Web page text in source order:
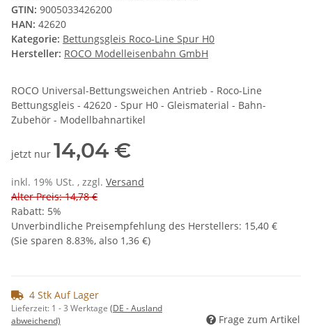
GTIN: 9005033426200
HAN: 42620
Kategorie: Bettungsgleis Roco-Line Spur H0
Hersteller: ROCO Modelleisenbahn GmbH
ROCO Universal-Bettungsweichen Antrieb - Roco-Line
Bettungsgleis - 42620 - Spur H0 - Gleismaterial - Bahn-
Zubehör - Modellbahnartikel
jetzt nur 14,04 €
inkl. 19% USt. , zzgl. Versand
Alter Preis: 14,78 €
Rabatt: 5%
Unverbindliche Preisempfehlung des Herstellers: 15,40 €
(Sie sparen 8.83%, also 1,36 €)
4 Stk Auf Lager
Lieferzeit: 1 - 3 Werktage (DE - Ausland
abweichend)
Frage zum Artikel